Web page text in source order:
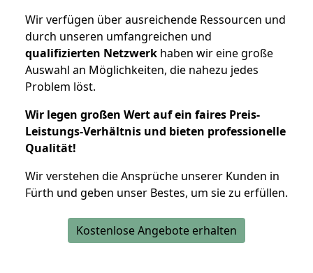
Wir verfügen über ausreichende Ressourcen und
durch unseren umfangreichen und
qualifizierten Netzwerk haben wir eine große
Auswahl an Möglichkeiten, die nahezu jedes
Problem löst.
Wir legen großen Wert auf ein faires Preis-
Leistungs-Verhältnis und bieten professionelle
Qualität!
Wir verstehen die Ansprüche unserer Kunden in
Fürth und geben unser Bestes, um sie zu erfüllen.
Kostenlose Angebote erhalten